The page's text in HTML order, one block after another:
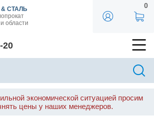
СТАЛЬ
области
20
0
экономической ситуацией просим
цены у наших менеджеров.